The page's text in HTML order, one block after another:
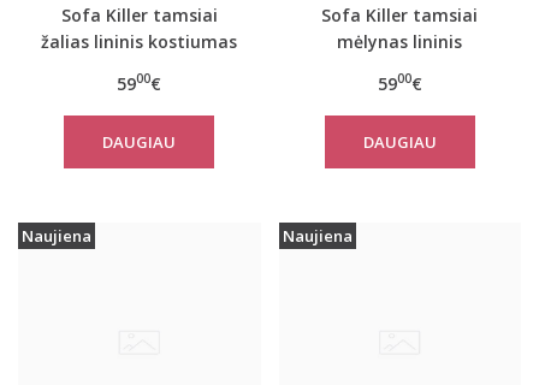
Sofa Killer tamsiai
žalias lininis kostiumas
5900€
DAUGIAU
Sofa Killer tamsiai
mėlynas lininis
5900€
DAUGIAU
Naujiena Naujiena